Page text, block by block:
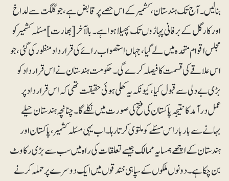
بنالیں۔ آج تک ہندستان، کشمیر کے اس حصے پر قابض ہے، جو گلگت سے لداخ
اور کارگل کے برفانی پہاڑوں تک پھیلا ہوا ہے۔ بالآخر [بھارت] مسئلہ کشمیر کو
مجلس اقوام متحدہ میں لے گیا، جہاں استصواب رائے کی قرارداد منظور کی گئی، جو
اس علاقے کی قسمت کا فیصلہ کرے گی۔ حکومت ہندستان نے اس قرارداد کو
بڑی بے دلی سے قبول کیا، کیونکہ یہ کھلی ہوئی حقیقت تھی کہ اس قرارداد پر
عمل درآمد کا نتیجہ پاکستان کی فتح کی صورت میں نکلے گا۔ چنانچہ ہندستان حیلے
بہانے سے بار بار اس مسئلے کو ملتوی کرتا رہا۔ اب یہی مسئلہ کشمیر، پاکستان اور
ہندستان کے اچھے ہمسایہ ممالک جیسے تعلقات کی راہ میں سب سے بڑی رکاوٹ
بن چکا ہے۔ دونوں ملکوں کے سپاہی خندقوں میں ایک دوسرے پر حملہ کرنے